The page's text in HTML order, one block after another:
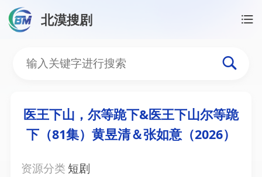
北漠搜剧
医王下山，尔等跪下&医
医王下山，尔等跪下&医王下山尔等跪
下（81集）黄昱清＆张如意（2026）
资源分类 短剧